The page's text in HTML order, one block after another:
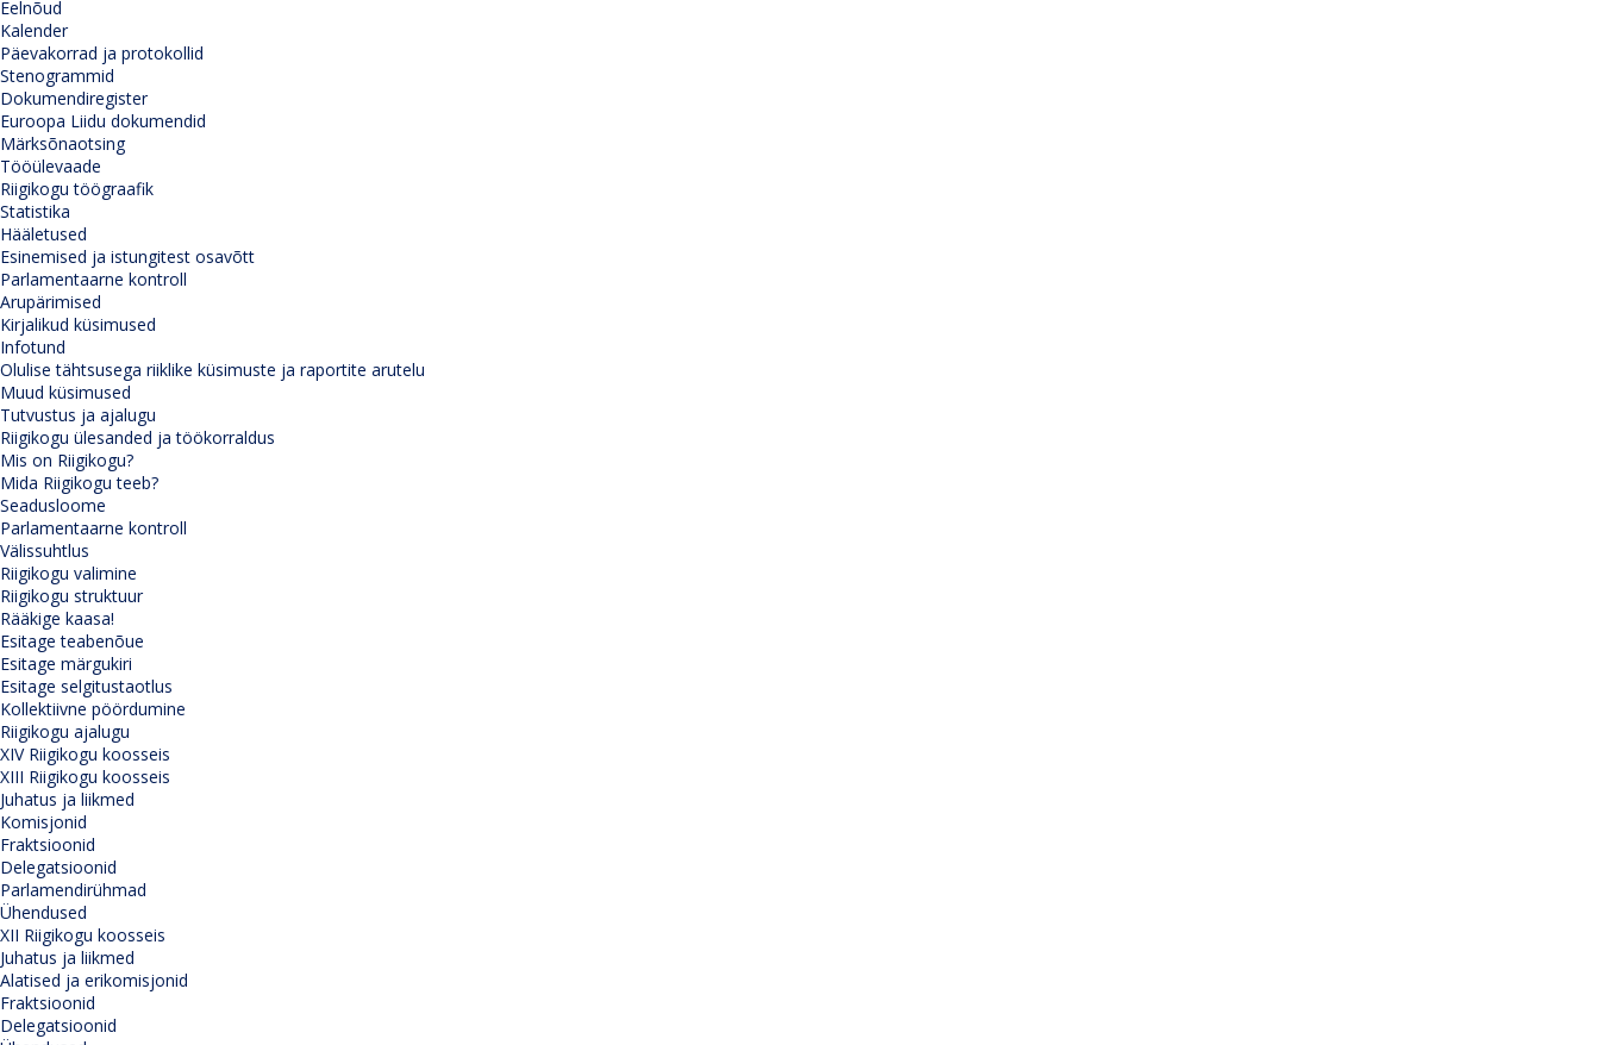
Eelnõud
Kalender
Päevakorrad ja protokollid
Stenogrammid
Dokumendiregister
Euroopa Liidu dokumendid
Märksõnaotsing
Tööülevaade
Riigikogu töögraafik
Statistika
Hääletused
Esinemised ja istungitest osavõtt
Parlamentaarne kontroll
Arupärimised
Kirjalikud küsimused
Infotund
Olulise tähtsusega riiklike küsimuste ja raportite arutelu
Muud küsimused
Tutvustus ja ajalugu
Riigikogu ülesanded ja töökorraldus
Mis on Riigikogu?
Mida Riigikogu teeb?
Seadusloome
Parlamentaarne kontroll
Välissuhtlus
Riigikogu valimine
Riigikogu struktuur
Rääkige kaasa!
Esitage teabenõue
Esitage märgukiri
Esitage selgitustaotlus
Kollektiivne pöördumine
Riigikogu ajalugu
XIV Riigikogu koosseis
XIII Riigikogu koosseis
Juhatus ja liikmed
Komisjonid
Fraktsioonid
Delegatsioonid
Parlamendirühmad
Ühendused
XII Riigikogu koosseis
Juhatus ja liikmed
Alatised ja erikomisjonid
Fraktsioonid
Delegatsioonid